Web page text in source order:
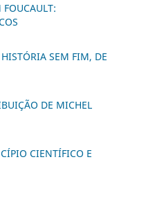
SEM FIM, DE
DE MICHEL
CIENTÍFICO E